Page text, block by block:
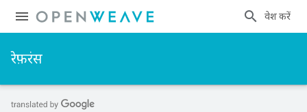
प्रवेश करें
रेफ़रंस